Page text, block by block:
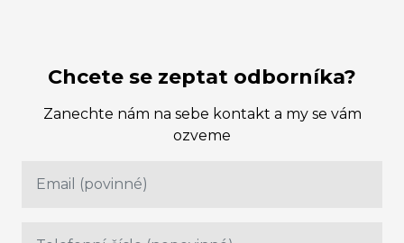
Chcete se zeptat odborníka?
Zanechte nám na sebe kontakt a my se vám
ozveme